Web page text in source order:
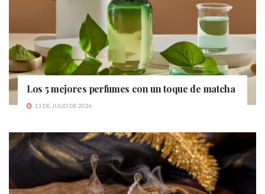
Los 5 mejores perfumes con un toque de matcha
13 DE JULIO DE 2026